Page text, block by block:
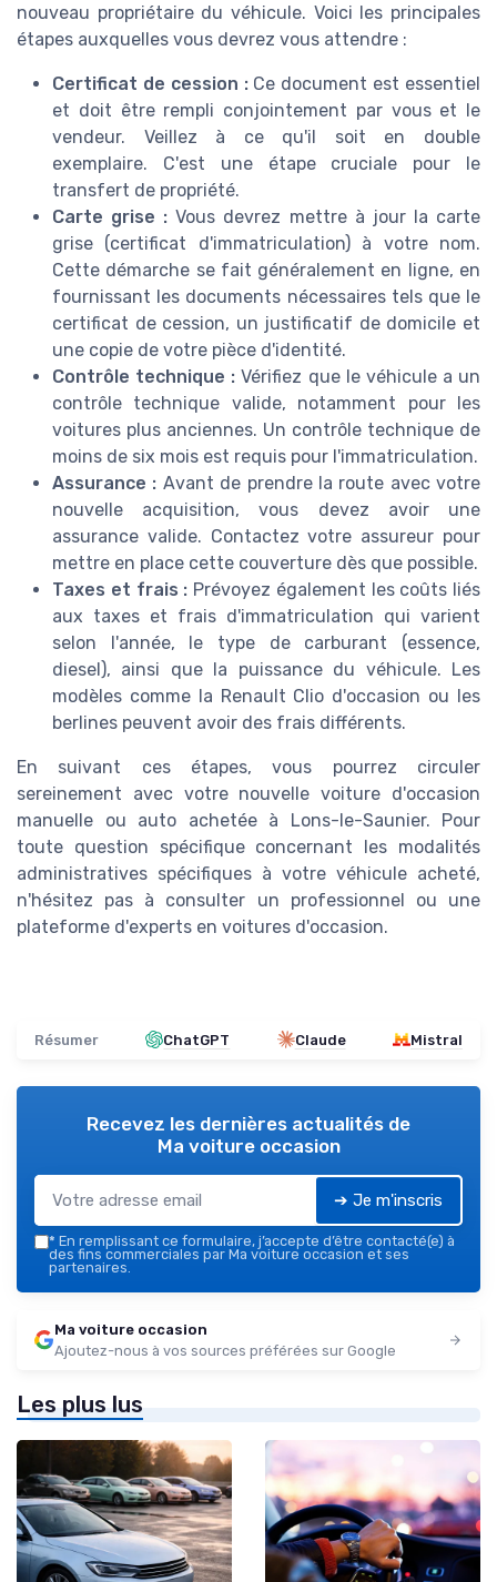
nouveau propriétaire du véhicule. Voici les principales
étapes auxquelles vous devrez vous attendre :
Certificat de cession : Ce document est essentiel
et doit être rempli conjointement par vous et le
vendeur. Veillez à ce qu'il soit en double
exemplaire. C'est une étape cruciale pour le
transfert de propriété.
Carte grise :Vous devrez mettre à jour la carte
grise (certificat d'immatriculation) à votre nom.
Cette démarche se fait généralement en ligne, en
fournissant les documents nécessaires tels que le
certificat de cession, un justificatif de domicile et
une copie de votre pièce d'identité.
Contrôle technique : Vérifiez que le véhicule a un
contrôle technique valide, notamment pour les
voitures plus anciennes. Un contrôle technique de
moins de six mois est requis pour l'immatriculation.
Assurance : Avant de prendre la route avec votre
nouvelle acquisition, vous devez avoir une
assurance valide. Contactez votre assureur pour
mettre en place cette couverture dès que possible.
Taxes et frais : Prévoyez également les coûts liés
aux taxes et frais d'immatriculation qui varient
selon l'année, le type de carburant (essence,
diesel), ainsi que la puissance du véhicule. Les
modèles comme la Renault Clio d'occasion ou les
berlines peuvent avoir des frais différents.
En suivant ces étapes, vous pourrez circuler
sereinement avec votre nouvelle voiture d'occasion
manuelle ou auto achetée à Lons-le-Saunier. Pour
toute question spécifique concernant les modalités
administratives spécifiques à votre véhicule acheté,
n'hésitez pas à consulter un professionnel ou une
plateforme d'experts en voitures d'occasion.
Résumer ChatGPT Claude Mistral
Recevez les dernières actualités de
Ma voiture occasion
➔ Je m'inscris
* En remplissant ce formulaire, j’accepte d’être contacté(e) à
des fins commerciales par Ma voiture occasion et ses
partenaires.
Ma voiture occasion
Ajoutez-nous à vos sources préférées sur Google
Les plus lus